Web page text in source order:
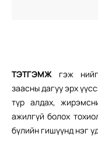
ТЭТГЭМЖ гэж
заасны дагуу эрх
түр алдах,
ажилгүй болох
бүлийн гишүүнд нэг